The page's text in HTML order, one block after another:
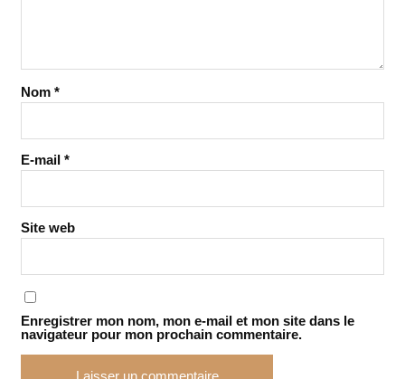
Nom *
E-mail *
Site web
Enregistrer mon nom, mon e-mail et mon site dans le
navigateur pour mon prochain commentaire.